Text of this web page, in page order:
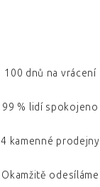
100 dnů na vrácení
99 % lidí spokojeno
4 kamenné prodejny
Okamžitě odesíláme